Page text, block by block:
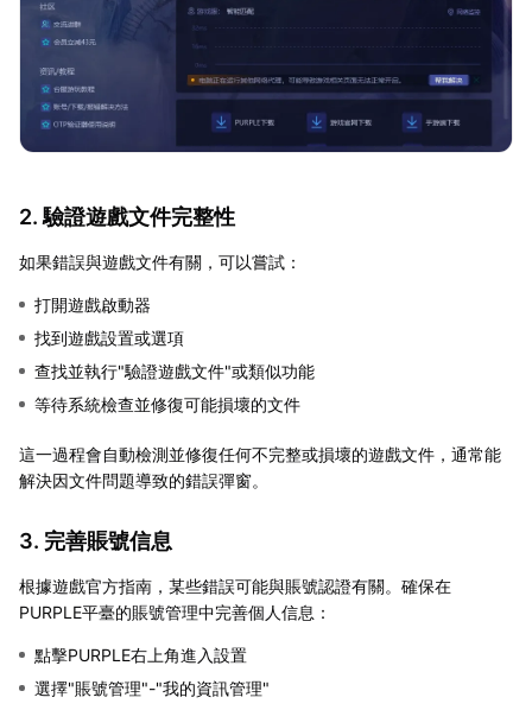
2. 驗證遊戲文件完整性
如果錯誤與遊戲文件有關，可以嘗試：
打開遊戲啟動器
找到遊戲設置或選項
查找並執行"驗證遊戲文件"或類似功能
等待系統檢查並修復可能損壞的文件
這一過程會自動檢測並修復任何不完整或損壞的遊戲文件，通常能
解決因文件問題導致的錯誤彈窗。
3. 完善賬號信息
根據遊戲官方指南，某些錯誤可能與賬號認證有關。確保在
PURPLE平臺的賬號管理中完善個人信息：
點擊PURPLE右上角進入設置
選擇"賬號管理"-"我的資訊管理"